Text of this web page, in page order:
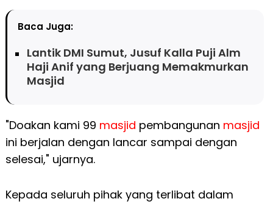
Baca Juga:
Lantik DMI Sumut, Jusuf Kalla Puji Alm
Haji Anif yang Berjuang Memakmurkan
Masjid
"Doakan kami 99 masjid pembangunan masjid
ini berjalan dengan lancar sampai dengan
selesai," ujarnya.
Kepada seluruh pihak yang terlibat dalam